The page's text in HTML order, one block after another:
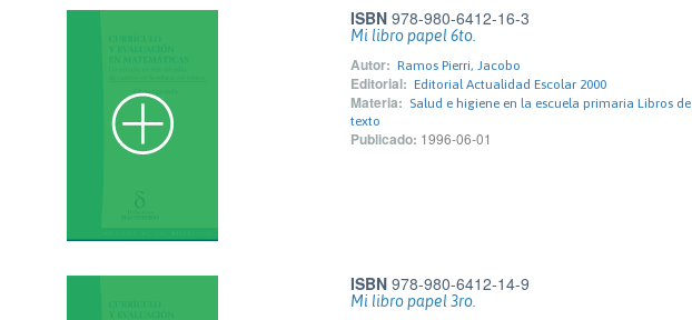
ISBN 978-980-6412-16-3
Mi libro papel 6to.
Autor: Ramos Pierri, Jacobo
Editorial: Editorial Actualidad Escolar 2000
Materia: Salud e higiene en la escuela primaria Libros de
texto
Publicado: 1996-06-01
ISBN 978-980-6412-14-9
Mi libro papel 3ro.